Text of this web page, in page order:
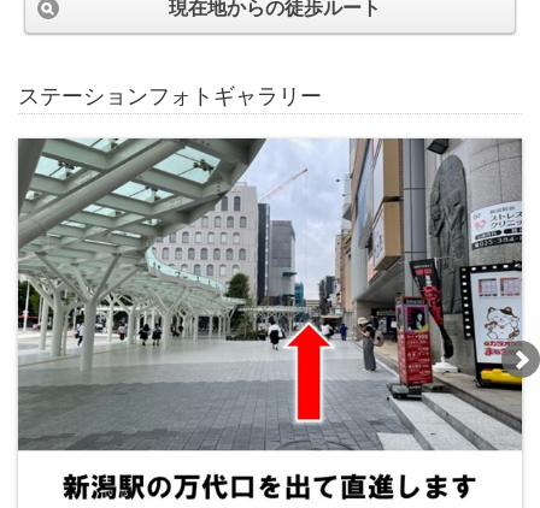
現在地からの徒歩ルート
ステーションフォトギャラリー